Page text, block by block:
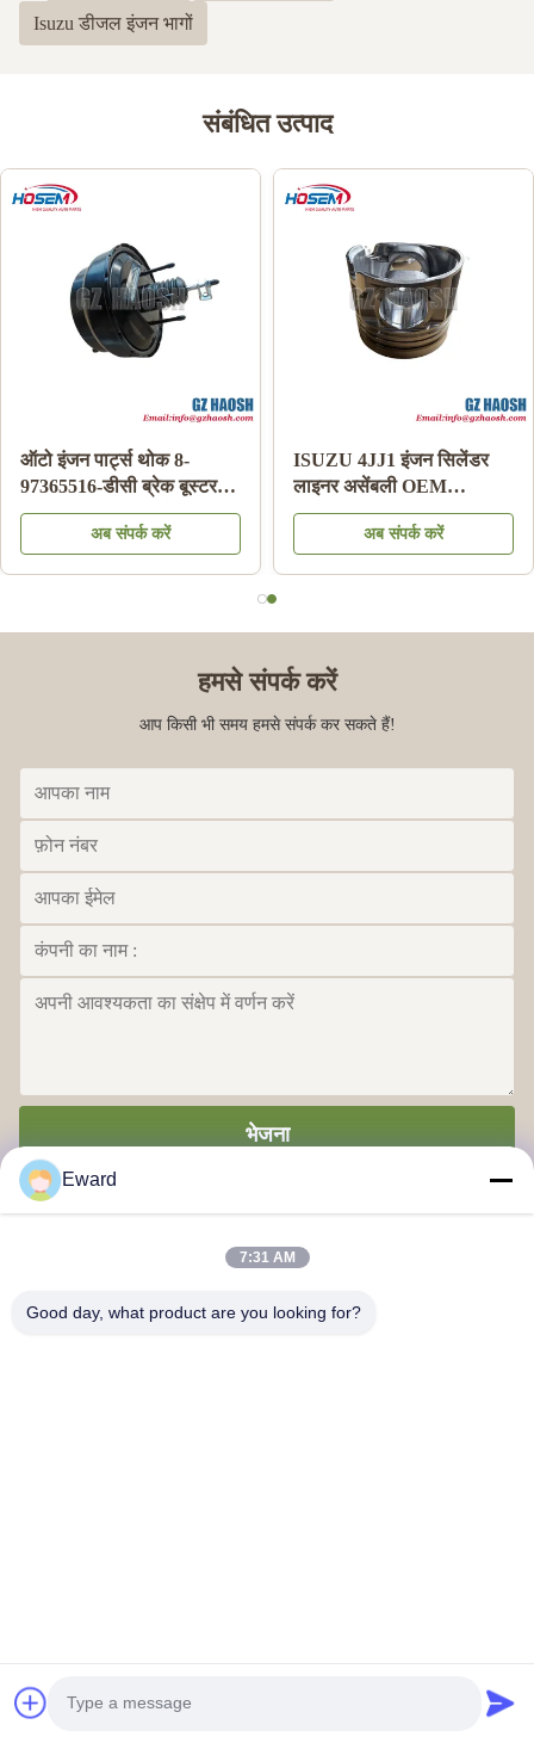
Isuzu डीजल इंजन भागों
संबंधित उत्पाद
ऑटो इंजन पार्ट्स थोक 8-
97365516-डीसी ब्रेक बूस्टर
इसुजु डीमैक्स 03-06 के लिए
अब संपर्क करें
ISUZU 4JJ1 इंजन सिलेंडर
लाइनर असेंबली OEM
रिप्लेसमेंट 3 महीने की वारंटी
अब संपर्क करें
हमसे संपर्क करें
आप किसी भी समय हमसे संपर्क कर सकते हैं!
भेजना
Copyright © 2024-2026 Guangzhou Haosheng Supply Chain Co., Ltd. All Rights
Eward
7:31 AM
Good day, what product are you looking for?